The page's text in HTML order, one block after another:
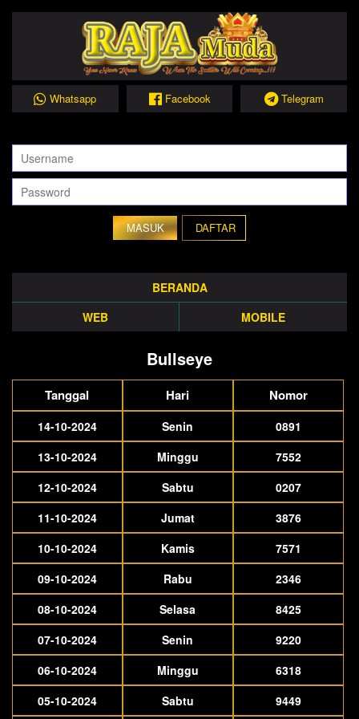
Whatsapp Facebook Telegram
DAFTAR
BERANDA
WEB
MOBILE
Bullseye
Tanggal Hari Nomor
14-10-2024 Senin
0891
13-10-2024
Minggu
7552
12-10-2024
Sabtu
0207
11-10-2024
Jumat
3876
10-10-2024
Kamis
7571
09-10-2024
Rabu
2346
08-10-2024
Selasa
8425
07-10-2024
Senin
9220
06-10-2024
Minggu
6318
05-10-2024
Sabtu 9449